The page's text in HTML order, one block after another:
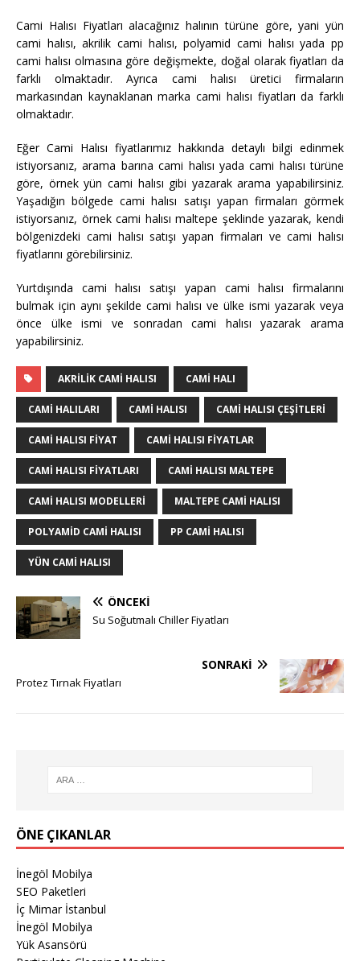
Cami Halısı Fiyatları alacağınız halının türüne göre, yani yün
cami halısı, akrilik cami halısı, polyamid cami halısı yada pp
cami halısı olmasına göre değişmekte, doğal olarak fiyatları da
farklı olmaktadır. Ayrıca cami halısı üretici firmaların
markasından kaynaklanan marka cami halısı fiyatları da farklı
olmaktadır.
Eğer Cami Halısı fiyatlarımız hakkında detaylı bilgi edinmek
istiyorsanız, arama barına cami halısı yada cami halısı türüne
göre, örnek yün cami halısı gibi yazarak arama yapabilirsiniz.
Yaşadığın bölgede cami halısı satışı yapan firmaları görmek
istiyorsanız, örnek cami halısı maltepe şeklinde yazarak, kendi
bölgenizdeki cami halısı satışı yapan firmaları ve cami halısı
fiyatlarını görebilirsiniz.
Yurtdışında cami halısı satışı yapan cami halısı firmalarını
bulmak için aynı şekilde cami halısı ve ülke ismi yazarak veya
önce ülke ismi ve sonradan cami halısı yazarak arama
yapabilirsiniz.
AKRILIK CAMI HALISI CAMI HALI
CAMI HALILARI CAMI HALISI CAMI HALISI ÇEŞITLERI
CAMI HALISI FIYAT CAMI HALISI FIYATLAR
CAMI HALISI FIYATLARI CAMI HALISI MALTEPE
CAMI HALISI MODELLERI MALTEPE CAMI HALISI
POLYAMID CAMI HALISI PP CAMI HALISI
YÜN CAMI HALISI
ÖNCEKI
Su Soğutmalı Chiller Fiyatları
SONRAKI
Protez Tırnak Fiyatları
ÖNE ÇIKANLAR
İnegöl Mobilya
SEO Paketleri
İç Mimar İstanbul
İnegöl Mobilya
Yük Asansörü